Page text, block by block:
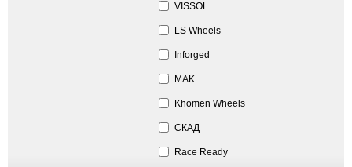
VISSOL
LS Wheels
Inforged
MAK
Khomen Wheels
СКАД
Race Ready